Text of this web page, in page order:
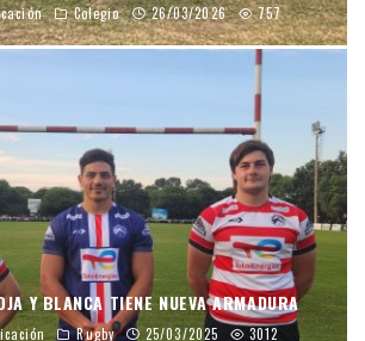
Colegio 26/03/2026 757
Y BLANCA TIENE NUEVA ARMADURA
Rugby 25/03/2025 3012